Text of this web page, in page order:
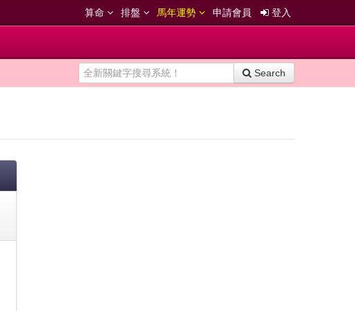
算命 排盤 馬年運勢 申請會員 登入
Search